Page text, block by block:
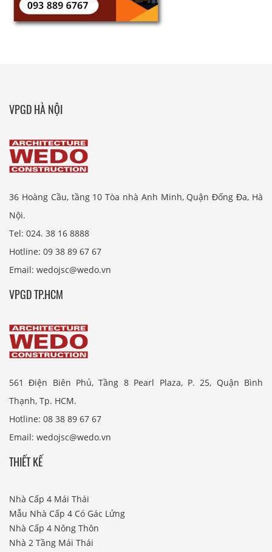
VPGD HÀ NỘI
36 Hoàng Cầu, tầng 10 Tòa nhà Anh Minh, Quận Đống Đa, Hà
Nội.
Tel: 024. 38 16 8888
Hotline: 09 38 89 67 67
Email: wedojsc@wedo.vn
VPGD TP.HCM
561 Điện Biên Phủ, Tầng 8 Pearl Plaza, P. 25, Quận Bình
Thạnh, Tp. HCM.
Hotline: 08 38 89 67 67
Email: wedojsc@wedo.vn
THIẾT KẾ
Nhà Cấp 4 Mái Thái
Mẫu Nhà Cấp 4 Có Gác Lửng
Nhà Cấp 4 Nông Thôn
Nhà 2 Tầng Mái Thái